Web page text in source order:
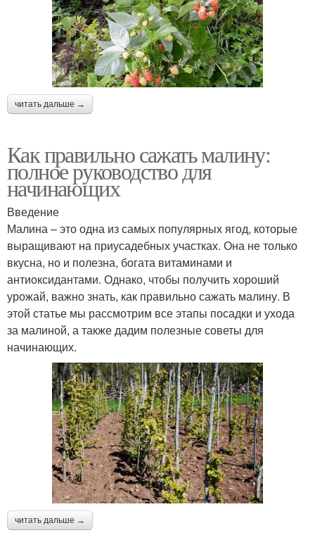
читать дальше →
Как правильно сажать малину:
полное руководство для
начинающих
Введение
Малина – это одна из самых популярных ягод, которые
выращивают на приусадебных участках. Она не только
вкусна, но и полезна, богата витаминами и
антиоксидантами. Однако, чтобы получить хороший
урожай, важно знать, как правильно сажать малину. В
этой статье мы рассмотрим все этапы посадки и ухода
за малиной, а также дадим полезные советы для
начинающих.
читать дальше →